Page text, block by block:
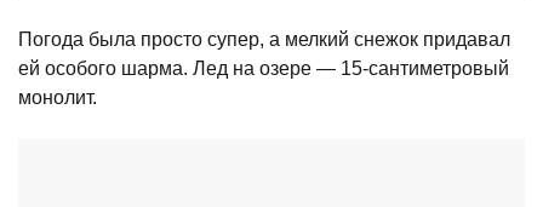
Погода была просто супер, а мелкий снежок придавал
ей особого шарма. Лед на озере — 15-сантиметровый
монолит.